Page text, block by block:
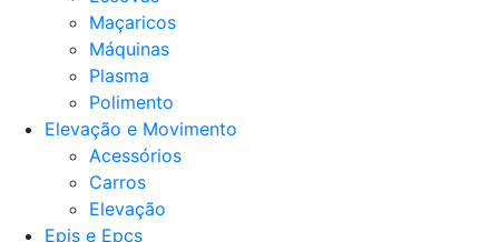
Maçaricos
Máquinas
Plasma
Polimento
Elevação e Movimento
Acessórios
Carros
Elevação
Epis e Epcs